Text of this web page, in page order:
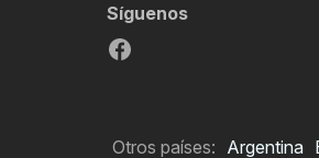
Síguenos
Otros países: Argentina